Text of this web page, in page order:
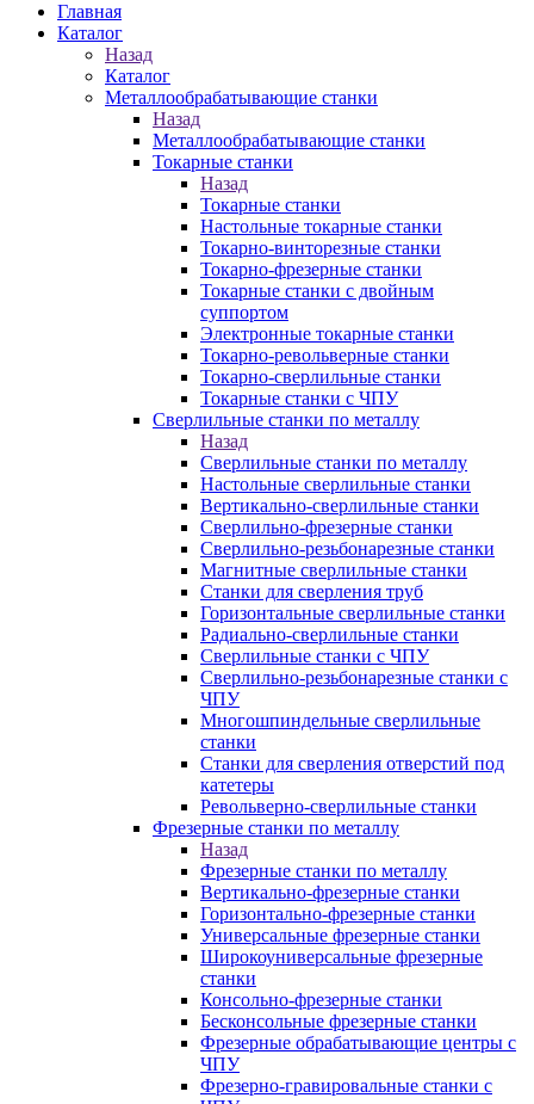
Главная
Каталог
Назад
Каталог
Металлообрабатывающие станки
Назад
Металлообрабатывающие станки
Токарные станки
Назад
Токарные станки
Настольные токарные станки
Токарно-винторезные станки
Токарно-фрезерные станки
Токарные станки с двойным
суппортом
Электронные токарные станки
Токарно-револьверные станки
Токарно-сверлильные станки
Токарные станки с ЧПУ
Сверлильные станки по металлу
Назад
Сверлильные станки по металлу
Настольные сверлильные станки
Вертикально-сверлильные станки
Сверлильно-фрезерные станки
Сверлильно-резьбонарезные станки
Магнитные сверлильные станки
Станки для сверления труб
Горизонтальные сверлильные станки
Радиально-сверлильные станки
Сверлильные станки с ЧПУ
Сверлильно-резьбонарезные станки с
ЧПУ
Многошпиндельные сверлильные
станки
Станки для сверления отверстий под
катетеры
Револьверно-сверлильные станки
Фрезерные станки по металлу
Назад
Фрезерные станки по металлу
Вертикально-фрезерные станки
Горизонтально-фрезерные станки
Универсальные фрезерные станки
Широкоуниверсальные фрезерные
станки
Консольно-фрезерные станки
Бесконсольные фрезерные станки
Фрезерные обрабатывающие центры с
ЧПУ
Фрезерно-гравировальные станки с